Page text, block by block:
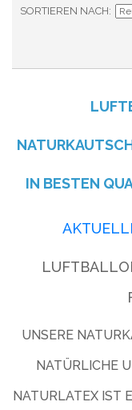
SORTIEREN NACH
IN BESTEN
UNSERE
NATÜRLICHE
NATURLATEX IST